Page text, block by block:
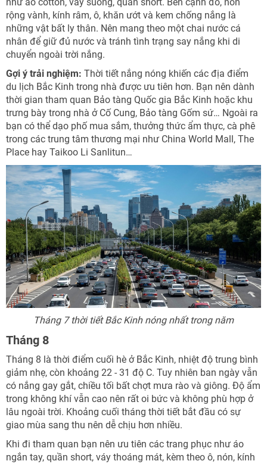
rộng vành, kính râm, ô, khăn ướt và kem chống nắng là
những vật bất ly thân. Nên mang theo một chai nước cá
nhân để giữ đủ nước và tránh tình trạng say nắng khi di
chuyển ngoài trời nắng.
Gợi ý trải nghiệm: Thời tiết nắng nóng khiến các địa điểm
du lịch Bắc Kinh trong nhà được ưu tiên hơn. Bạn nên dành
thời gian tham quan Bảo tàng Quốc gia Bắc Kinh hoặc khu
trưng bày trong nhà ở Cố Cung, Bảo tàng Gốm sứ… Ngoài ra
bạn có thể dạo phố mua sắm, thưởng thức ẩm thực, cà phê
trong các trung tâm thương mại như China World Mall, The
Place hay Taikoo Li Sanlitun…
Tháng 7 thời tiết Bắc Kinh nóng nhất trong năm
Tháng 8
Tháng 8 là thời điểm cuối hè ở Bắc Kinh, nhiệt độ trung bình
giảm nhẹ, còn khoảng 22 - 31 độ C. Tuy nhiên ban ngày vẫn
có nắng gay gắt, chiều tối bất chợt mưa rào và giông. Độ ẩm
trong không khí vẫn cao nên rất oi bức và không phù hợp ở
lâu ngoài trời. Khoảng cuối tháng thời tiết bắt đầu có sự
giao mùa sang thu nên dễ chịu hơn nhiều.
Khi đi tham quan bạn nên ưu tiên các trang phục như áo
ngắn tay, quần short, váy thoáng mát, kèm theo ô, nón, kính